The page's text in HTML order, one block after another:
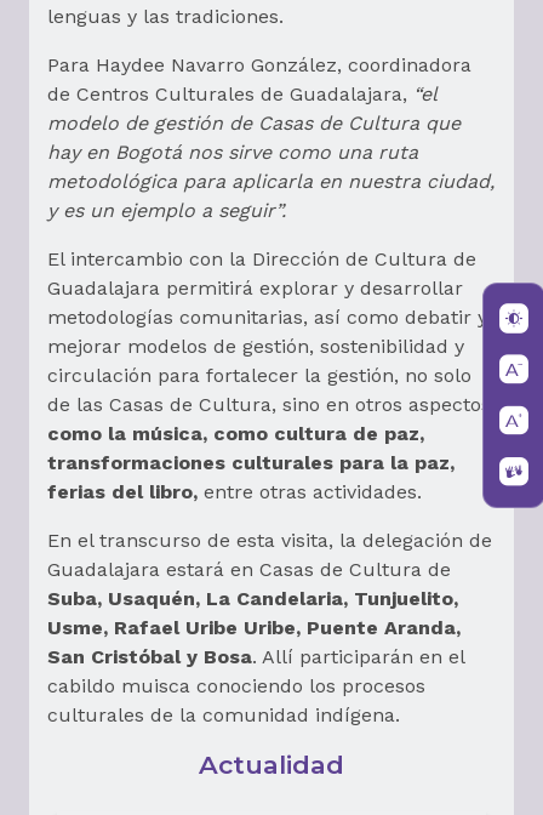
lenguas y las tradiciones.
Para Haydee Navarro González, coordinadora
de Centros Culturales de Guadalajara, “el
modelo de gestión de Casas de Cultura que
hay en Bogotá nos sirve como una ruta
metodológica para aplicarla en nuestra ciudad,
y es un ejemplo a seguir”.
El intercambio con la Dirección de Cultura de
Guadalajara permitirá explorar y desarrollar
metodologías comunitarias, así como debatir y
mejorar modelos de gestión, sostenibilidad y
circulación para fortalecer la gestión, no solo
de las Casas de Cultura, sino en otros aspectos
como la música, como cultura de paz,
transformaciones culturales para la paz,
ferias del libro, entre otras actividades.
En el transcurso de esta visita, la delegación de
Guadalajara estará en Casas de Cultura de
Suba, Usaquén, La Candelaria, Tunjuelito,
Usme, Rafael Uribe Uribe, Puente Aranda,
San Cristóbal y Bosa. Allí participarán en el
cabildo muisca conociendo los procesos
culturales de la comunidad indígena.
Actualidad